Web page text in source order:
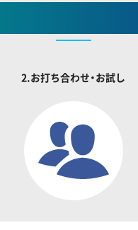
2.お打ち合わせ・お試し